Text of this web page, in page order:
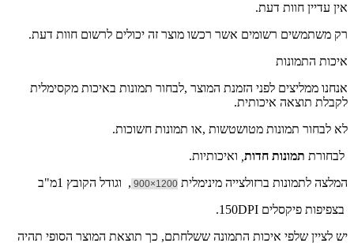
אין עדיין חוות דעת.
רק משתמשים רשומים אשר רכשו מוצר זה יכולים לרשום חוות דעת.
איכות התמונות
אנחנו ממליצים לפני הזמנת המוצר ,לבחור תמונות באיכות מקסימלית
לקבלת תוצאה איכותית.
לא לבחור תמונות מטושטשות ,או תמונות חשוכות.
לבחורת תמונות חדות ואיכותיות.
המלצה לתמונות ברזולצייה מינימלית 1200×900
, וגודל הקובץ 1מ"ב
בצפיפות פיקסלים 150DPI.
יש לציין שלפי איכות התמונה ששלחתם, כך תוצאת המוצר הסופי תהיה